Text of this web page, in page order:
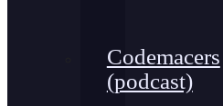
Codemacers
(podcast)